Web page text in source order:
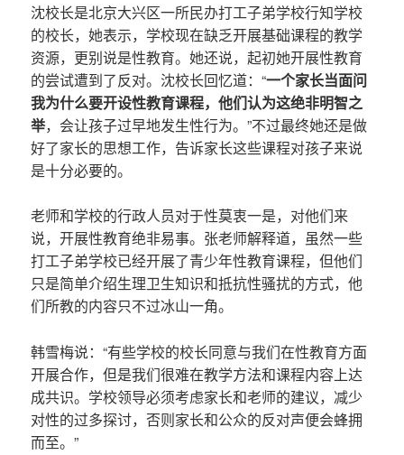
沈校长是北京大兴区一所民办打工子弟学校行知学校
的校长，她表示，学校现在缺乏开展基础课程的教学
资源，更别说是性教育。她还说，起初她开展性教育
的尝试遭到了反对。沈校长回忆道：“一个家长当面问
我为什么要开设性教育课程，他们认为这绝非明智之
举，会让孩子过早地发生性行为。”不过最终她还是做
好了家长的思想工作，告诉家长这些课程对孩子来说
是十分必要的。
老师和学校的行政人员对于性莫衷一是，对他们来
说，开展性教育绝非易事。张老师解释道，虽然一些
打工子弟学校已经开展了青少年性教育课程，但他们
只是简单介绍生理卫生知识和抵抗性骚扰的方式，他
们所教的内容只不过冰山一角。
韩雪梅说：“有些学校的校长同意与我们在性教育方面
开展合作，但是我们很难在教学方法和课程内容上达
成共识。学校领导必须考虑家长和老师的建议，减少
对性的过多探讨，否则家长和公众的反对声便会蜂拥
而至。”